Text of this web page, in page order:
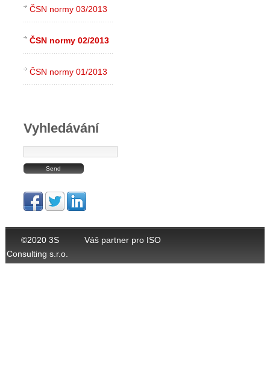
ČSN normy 03/2013
ČSN normy 02/2013
ČSN normy 01/2013
Vyhledávání
©2020 3S
Consulting s.r.o.
Váš partner pro ISO